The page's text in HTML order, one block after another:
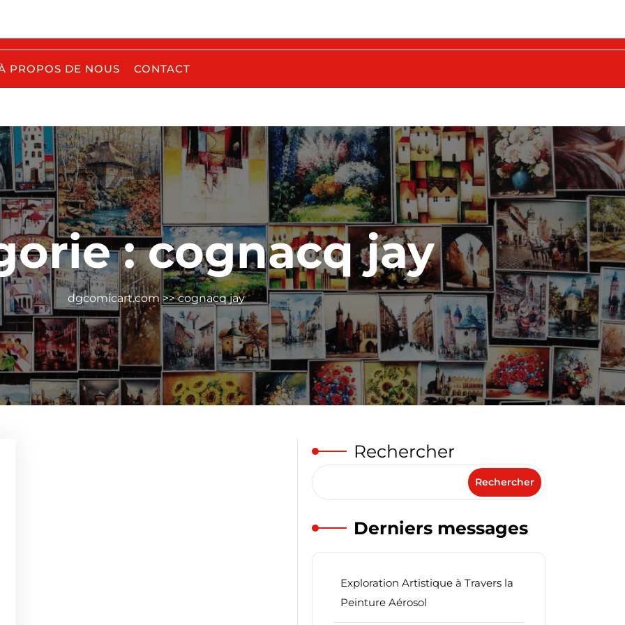
PROPOS DE NOUS CONTACT
:cognacq jay
dgcomicart.com >>cognacq jay
Rechercher
Rechercher
Derniers messages
Exploration Artistique à Travers la
Peinture Aérosol